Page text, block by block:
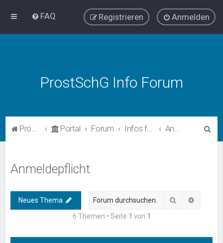
FAQ Anmelden
Registrieren
ProstSchG Info Forum
ProstSchG Portal Forum Infos für Sexarbeiter*innen Anmeldepflicht
Anmeldepflicht
Neues Thema Suche
6 Themen • Seite 1 von 1